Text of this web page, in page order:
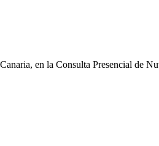
en la Consulta Presencial de